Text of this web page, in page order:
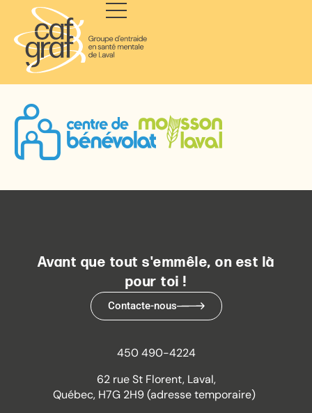
Avant que tout s'emmêle, on est là
pour toi !
Contacte-nous
450 490-4224
62 rue St Florent, Laval,
Québec, H7G 2H9 (adresse temporaire)